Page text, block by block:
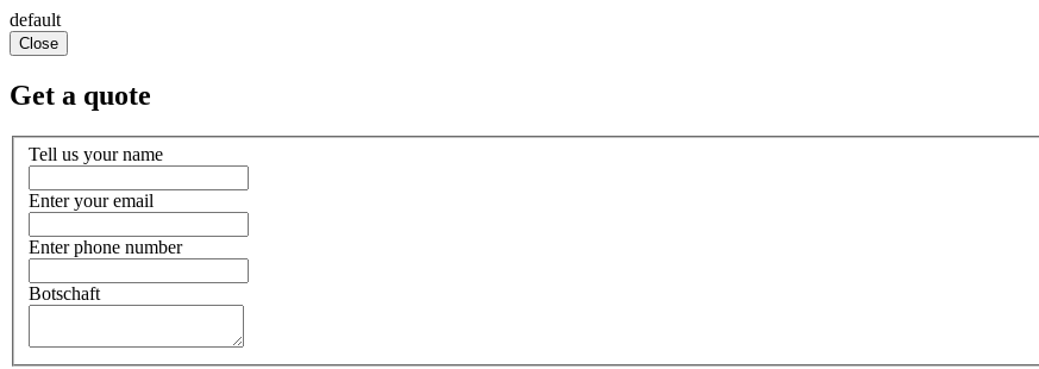
default
Close
Get a quote
Tell us your name
Enter your email
Enter phone number
Botschaft